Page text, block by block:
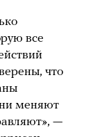
все
что
меняют
—